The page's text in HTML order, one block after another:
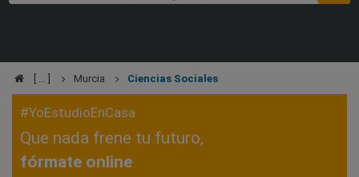
Murcia Ciencias Sociales
#YoEstudioEnCasa
Que nada frene tu futuro,
fórmate online